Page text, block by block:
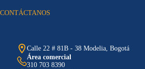
CONTÁCTANOS
Calle 22 # 81B - 38 Modelia, Bogotá
Área comercial
310 703 8390